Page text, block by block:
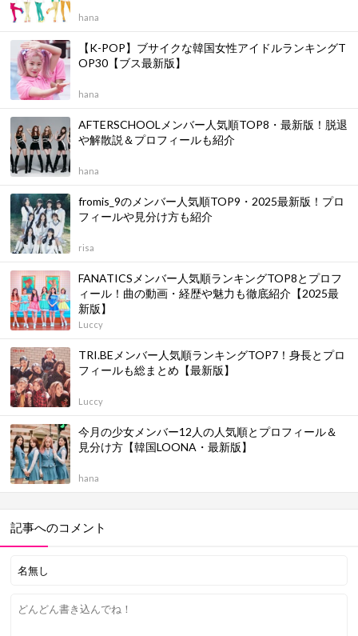
hana
【K-POP】ブサイクな韓国女性アイドルランキングT
OP30【ブス最新版】
hana
AFTERSCHOOLメンバー人気順TOP8・最新版！脱退
や解散説＆プロフィールも紹介
hana
fromis_9のメンバー人気順TOP9・2025最新版！プロ
フィールや見分け方も紹介
risa
FANATICSメンバー人気順ランキングTOP8とプロフ
ィール！曲の動画・経歴や魅力も徹底紹介【2025最
新版】
Luccy
TRI.BEメンバー人気順ランキングTOP7！身長とプロ
フィールも総まとめ【最新版】
Luccy
今月の少女メンバー12人の人気順とプロフィール＆
見分け方【韓国LOONA・最新版】
hana
記事へのコメント